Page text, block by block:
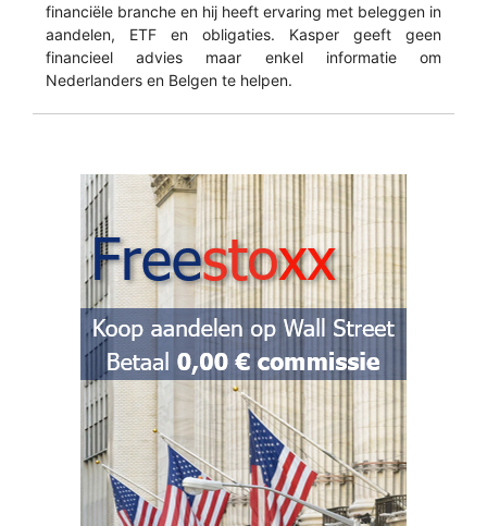
financiële branche en hij heeft ervaring met beleggen in
aandelen, ETF en obligaties. Kasper geeft geen
financieel advies maar enkel informatie om
Nederlanders en Belgen te helpen.